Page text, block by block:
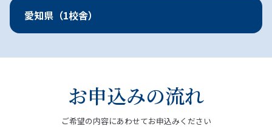
愛知県（1校舎）
お申込みの流れ
ご希望の内容にあわせてお申込みください